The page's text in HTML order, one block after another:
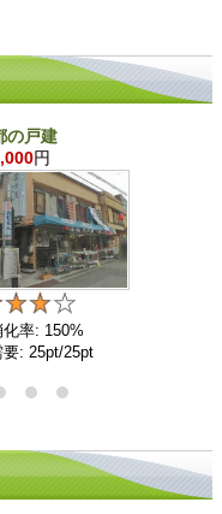
の戸建
円
率: 150%
要: 25pt/25pt